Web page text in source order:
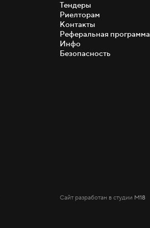
Тендеры
Риелторам
Контакты
Реферальная программа
Инфо
Безопасность
Сайт разработан в студии М18